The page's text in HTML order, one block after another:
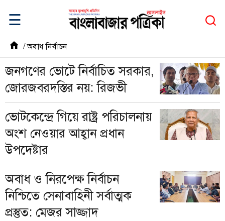
☰
/অবাধ নির্বাচন
জনগণের ভোটে নির্বাচিত সরকার,
জোরজবরদস্তির নয়: রিজভী
ভোটকেন্দ্রে গিয়ে রাষ্ট্র পরিচালনায়
অংশ নেওয়ার আহ্বান প্রধান
উপদেষ্টার
অবাধ ও নিরপেক্ষ নির্বাচন
নিশ্চিতে সেনাবাহিনী সর্বাত্মক
প্রস্তুত: মেজর সাজ্জাদ